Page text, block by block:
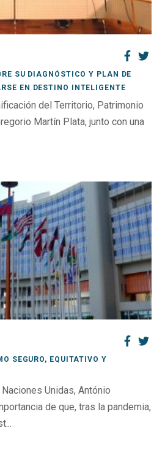
SU DIAGNÓSTICO Y PLAN DE
EN DESTINO INTELIGENTE
del Territorio, Patrimonio
Martín Plata, junto con una
SEGURO, EQUITATIVO Y
Unidas, António
de que, tras la pandemia,